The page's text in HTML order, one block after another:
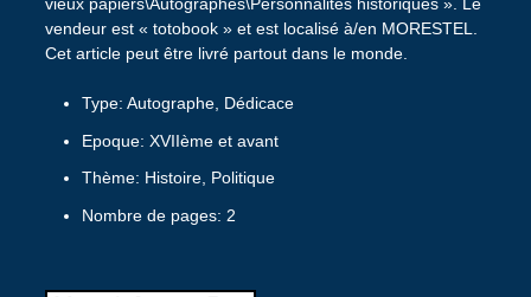
vieux papiers\Autographes\Personnalités historiques ». Le
vendeur est « totobook » et est localisé à/en MORESTEL.
Cet article peut être livré partout dans le monde.
Type: Autographe, Dédicace
Epoque: XVIIème et avant
Thème: Histoire, Politique
Nombre de pages: 2